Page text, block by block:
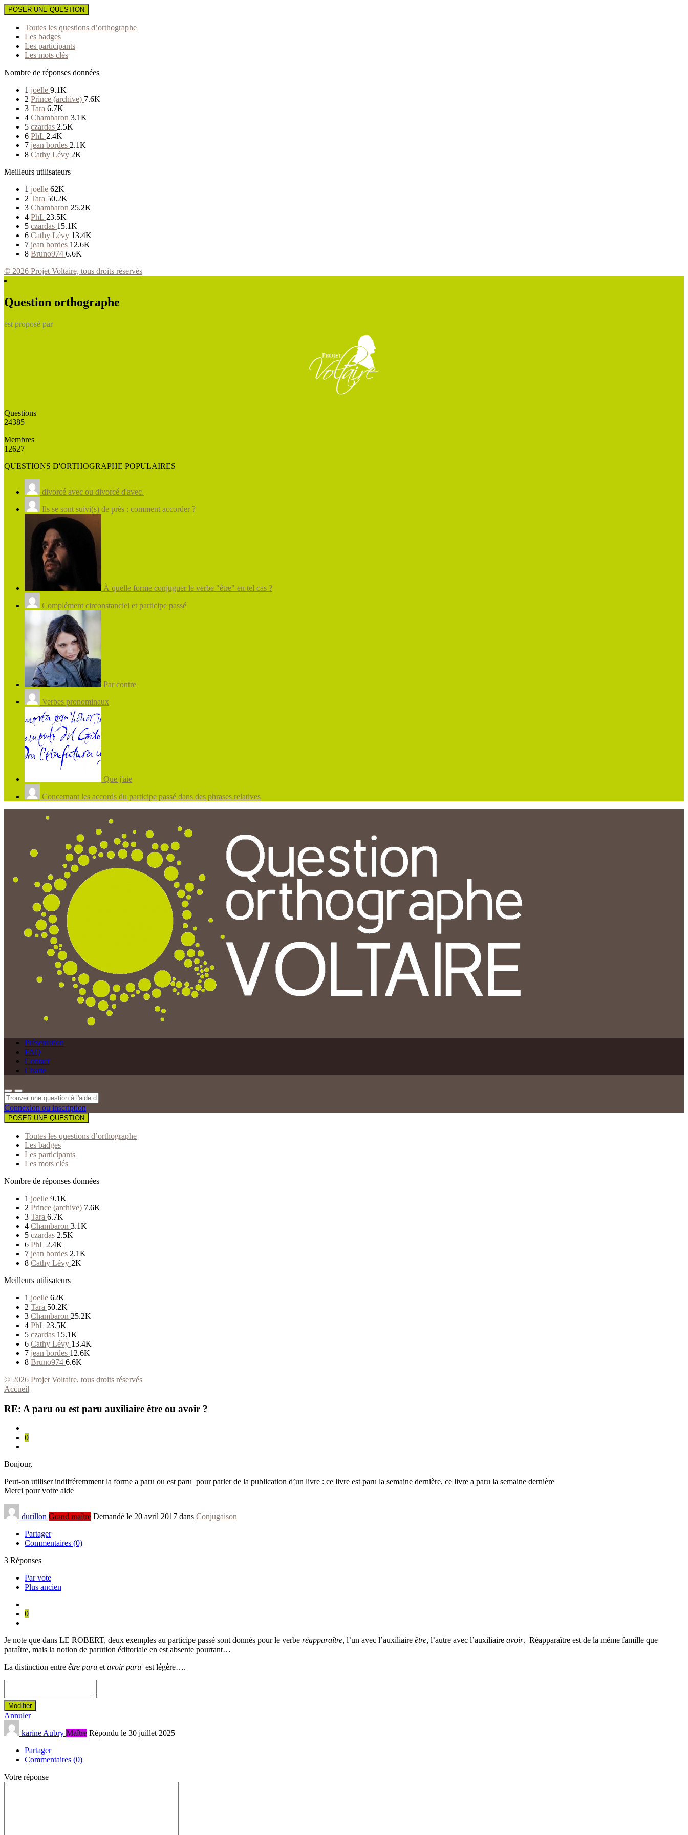
POSER UNE QUESTION
Toutes les questions d’orthographe
Les badges
Les participants
Les mots clés
Nombre de réponses données
1 joelle 9.1K
2 Prince (archive) 7.6K
3 Tara 6.7K
4 Chambaron 3.1K
5 czardas 2.5K
6 PhL 2.4K
7 jean bordes 2.1K
8 Cathy Lévy 2K
Meilleurs utilisateurs
1 joelle 62K
2 Tara 50.2K
3 Chambaron 25.2K
4 PhL 23.5K
5 czardas 15.1K
6 Cathy Lévy 13.4K
7 jean bordes 12.6K
8 Bruno974 6.6K
© 2026 Projet Voltaire, tous droits réservés
Question orthographe
est proposé par
Questions
24385
Membres
12627
QUESTIONS D'ORTHOGRAPHE POPULAIRES
divorcé avec ou divorcé d'avec.
Ils se sont suivi(s) de près : comment accorder ?
À quelle forme conjuguer le verbe "être" en tel cas ?
Complément circonstanciel et participe passé
Par contre
Verbes pronominaux
Que j'aie
Concernant les accords du participe passé dans des phrases relatives
Présentation
FAQ
Contact
Charte
Connexion ou inscription
POSER UNE QUESTION
Toutes les questions d’orthographe
Les badges
Les participants
Les mots clés
Nombre de réponses données
1 joelle 9.1K
2 Prince (archive) 7.6K
3 Tara 6.7K
4 Chambaron 3.1K
5 czardas 2.5K
6 PhL 2.4K
7 jean bordes 2.1K
8 Cathy Lévy 2K
Meilleurs utilisateurs
1 joelle 62K
2 Tara 50.2K
3 Chambaron 25.2K
4 PhL 23.5K
5 czardas 15.1K
6 Cathy Lévy 13.4K
7 jean bordes 12.6K
8 Bruno974 6.6K
© 2026 Projet Voltaire, tous droits réservés
Accueil
RE: A paru ou est paru auxiliaire être ou avoir ?
0
Bonjour,
Peut-on utiliser indifféremment la forme a paru ou est paru pour parler de la publication d’un livre : ce livre est paru la semaine dernière, ce livre a paru la semaine dernière
Merci pour votre aide
durillon Grand maître Demandé le 20 avril 2017 dans Conjugaison
Partager
Commentaires (0)
3 Réponses
Par vote
Plus ancien
0
Je note que dans LE ROBERT, deux exemples au participe passé sont donnés pour le verbe réapparaître, l’un avec l’auxiliaire être, l’autre avec l’auxiliaire avoir. Réapparaître est de la même famille que
paraître, mais la notion de parution éditoriale en est absente pourtant…
La distinction entre être paru et avoir paru est légère….
Modifier
Annuler
karine Aubry Maître Répondu le 30 juillet 2025
Partager
Commentaires (0)
Votre réponse